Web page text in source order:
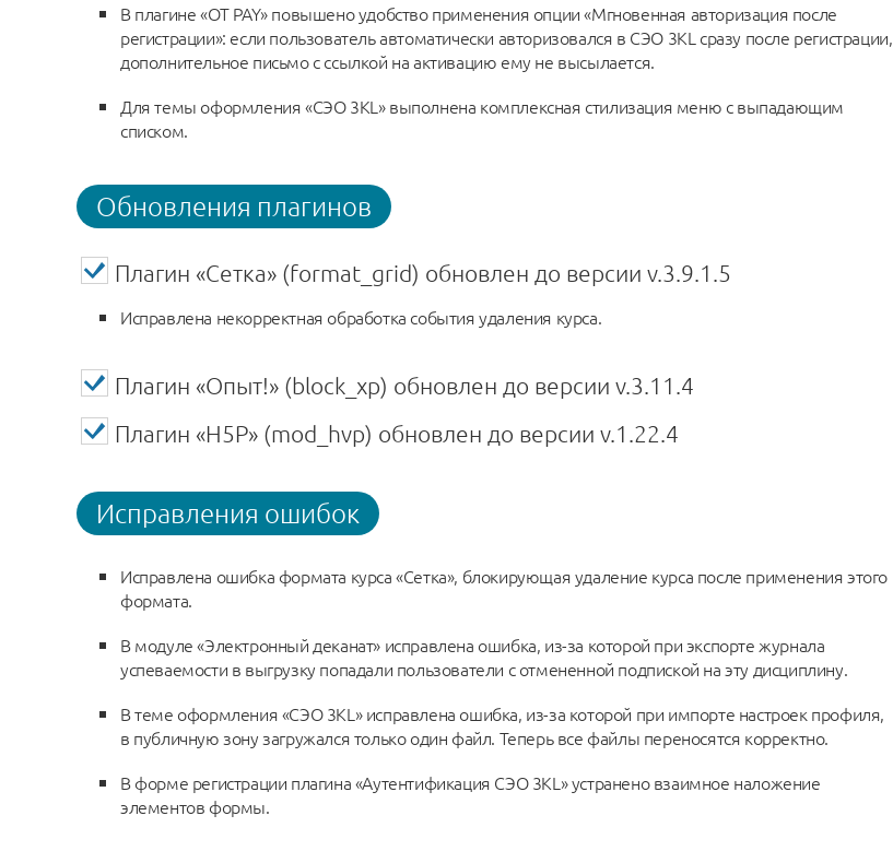
В плагине «OT PAY» повышено удобство применения опции «Мгновенная авторизация после
регистрации»: если пользователь автоматически авторизовался в СЭО 3КL сразу после регистрации,
дополнительное письмо с ссылкой на активацию ему не высылается.
Для темы оформления «СЭО 3KL» выполнена комплексная стилизация меню с выпадающим
списком.
Обновления плагинов
Плагин «Сетка» (format_grid) обновлен до версии v.3.9.1.5
Исправлена некорректная обработка события удаления курса.
Плагин «Опыт!» (block_xp) обновлен до версии v.3.11.4
Плагин «H5P» (mod_hvp) обновлен до версии v.1.22.4
Исправления ошибок
Исправлена ошибка формата курса «Сетка», блокирующая удаление курса после применения этого
формата.
В модуле «Электронный деканат» исправлена ошибка, из-за которой при экспорте журнала
успеваемости в выгрузку попадали пользователи с отмененной подпиской на эту дисциплину.
В теме оформления «СЭО 3КL» исправлена ошибка, из-за которой при импорте настроек профиля,
в публичную зону загружался только один файл. Теперь все файлы переносятся корректно.
В форме регистрации плагина «Аутентификация СЭО 3КL» устранено взаимное наложение
элементов формы.